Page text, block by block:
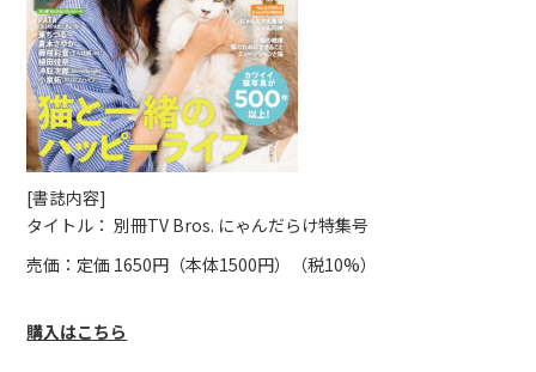
[書誌内容]
タイトル： 別冊TV Bros. にゃんだらけ特集号
売価：定価 1650円（本体1500円）（税10%）
購入はこちら